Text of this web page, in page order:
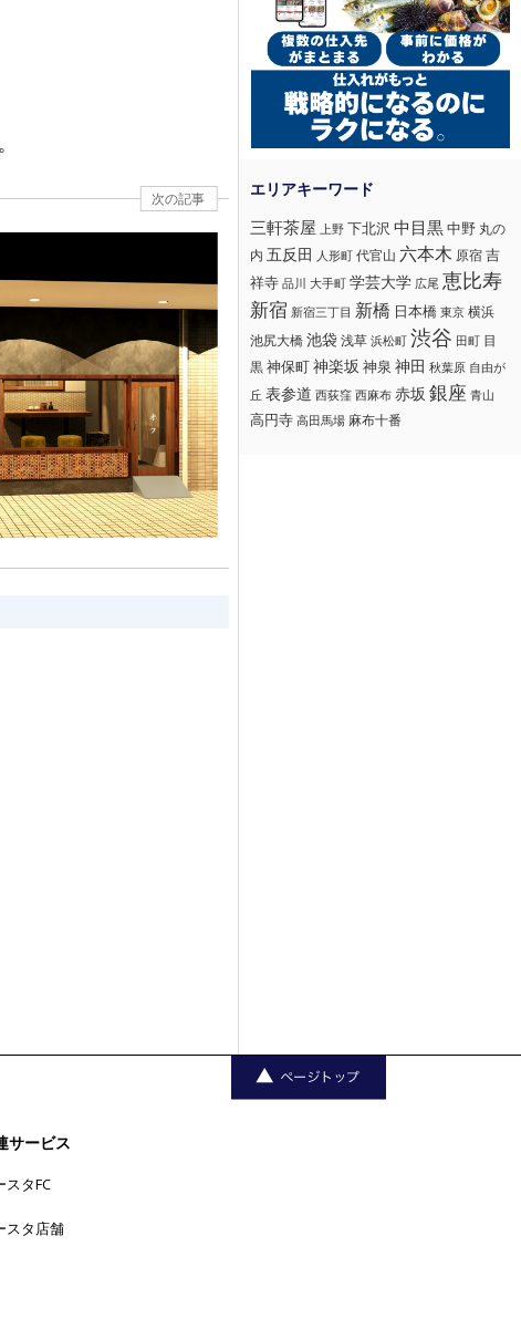
次の記事
三軒茶屋 上野 下北沢 中目黒中野 丸の
内 五反田 人形町 代官山 六本木 原宿 吉
祥寺 品川 大手町 学芸大学 広尾 恵比寿
新宿 新宿三丁目 新橋 日本橋 東京 横浜
池尻大橋 池袋浅草 浜松町 渋谷 田町 目
黒神保町神楽坂 神泉 神田 秋葉原 自由が
丘 表参道 西荻窪 西麻布 赤坂 銀座 青山
高円寺 高田馬場 麻布十番
サービス
スタFC
スタ店舗